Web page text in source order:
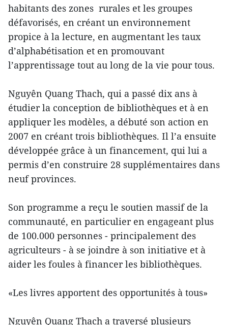
habitants des zones rurales et les groupes
défavorisés, en créant un environnement
propice à la lecture, en augmentant les taux
d’alphabétisation et en promouvant
l’apprentissage tout au long de la vie pour tous.
Nguyên Quang Thach, qui a passé dix ans à
étudier la conception de bibliothèques et à en
appliquer les modèles, a débuté son action en
2007 en créant trois bibliothèques. Il l’a ensuite
développée grâce à un financement, qui lui a
permis d’en construire 28 supplémentaires dans
neuf provinces.
Son programme a reçu le soutien massif de la
communauté, en particulier en engageant plus
de 100.000 personnes - principalement des
agriculteurs - à se joindre à son initiative et à
aider les foules à financer les bibliothèques.
«Les livres apportent des opportunités à tous»
Nguyên Quang Thach a traversé plusieurs